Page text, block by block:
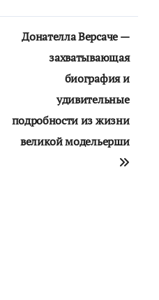
Донателла Версаче —
захватывающая
биография и
удивительные
подробности из жизни
великой модельерши